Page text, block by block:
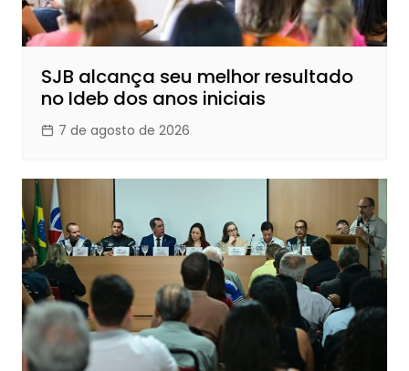
SJB alcança seu melhor resultado
no Ideb dos anos iniciais
7 de agosto de 2026